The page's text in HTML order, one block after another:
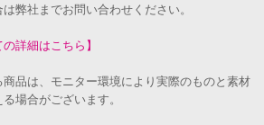
弊社までお問い合わせください。
詳細はこちら】
品は、モニター環境により実際のものと素材
場合がございます。